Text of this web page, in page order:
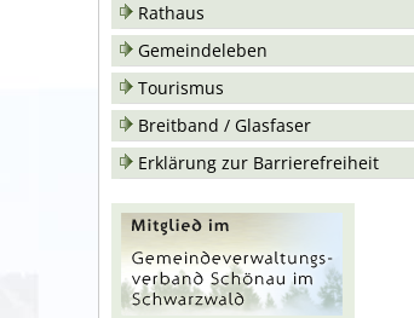
Rathaus
Gemeindeleben
Tourismus
Breitband / Glasfaser
Erklärung zur Barrierefreiheit